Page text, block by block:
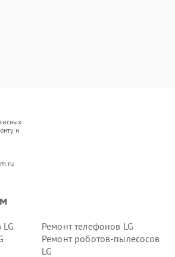
и
Ремонт телефонов LG
Ремонт роботов-пылесосов
LG